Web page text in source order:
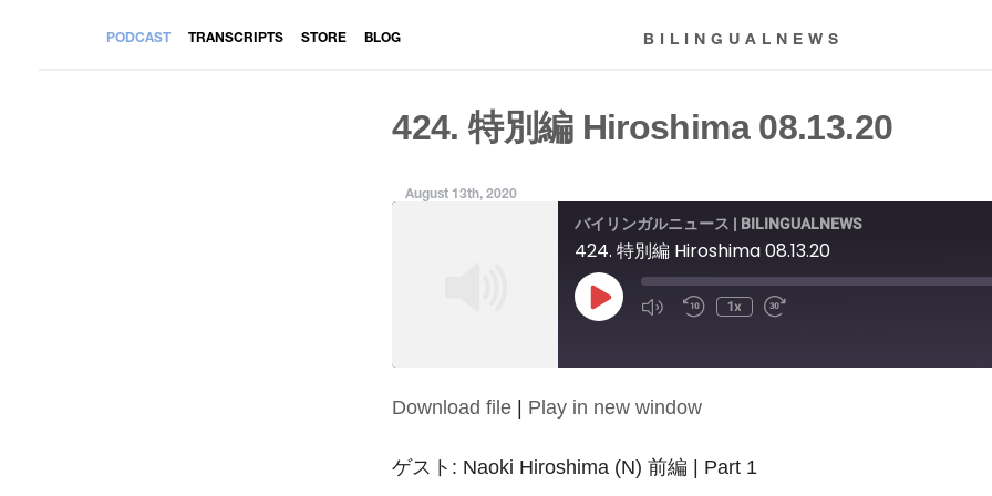
PODCAST TRANSCRIPTS STORE BLOG BILINGUALNEWS
424. 特別編 Hiroshima 08.13.20
August 13th, 2020
バイリンガルニュース | BILINGUALNEWS
424. 特別編 Hiroshima 08.13.20
Play
Episode
1x
SHARE
LINK
Download file | Play in new window
ゲスト: Naoki Hiroshima (N) 前編 | Part 1